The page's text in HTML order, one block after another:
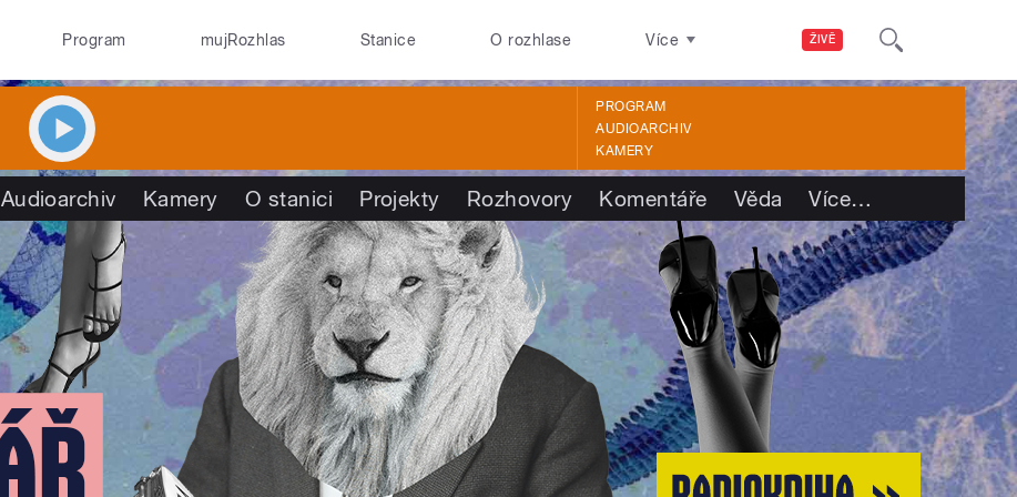
ŽIVĚ
Program mujRozhlas Stanice O rozhlase Více
PROGRAM
AUDIOARCHIV
KAMERY
Audioarchiv Kamery O stanici Projekty Rozhovory Komentáře Věda Více…